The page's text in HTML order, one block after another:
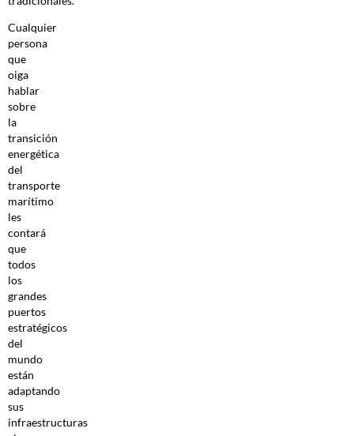
Cualquier
persona
que
oiga
hablar
sobre
la
transición
energética
del
transporte
marítimo
les
contará
que
todos
los
grandes
puertos
estratégicos
del
mundo
están
adaptando
sus
infraestructuras